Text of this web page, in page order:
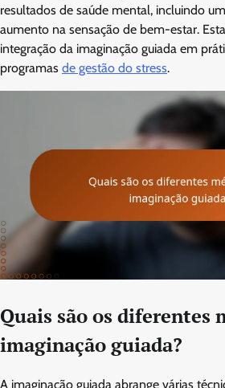
resultados de saúde mental, incluindo
aumento na sensação de bem-estar.
integração da imaginação guiada em
programas de gestão do stress.
Quais são os diferentes
imaginação guiada?
A imaginação guiada abrange várias